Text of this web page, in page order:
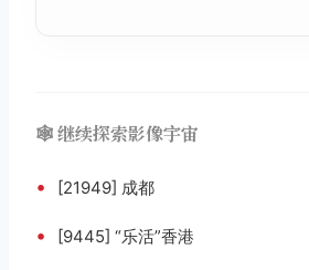
🕸️ 继续探索影像宇宙
• [21949] 成都
• [9445] “乐活”香港